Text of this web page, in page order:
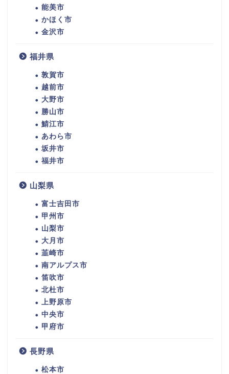
能美市
かほく市
金沢市
福井県
敦賀市
越前市
大野市
勝山市
鯖江市
あわら市
坂井市
福井市
山梨県
富士吉田市
甲州市
山梨市
大月市
韮崎市
南アルプス市
笛吹市
北杜市
上野原市
中央市
甲府市
長野県
松本市